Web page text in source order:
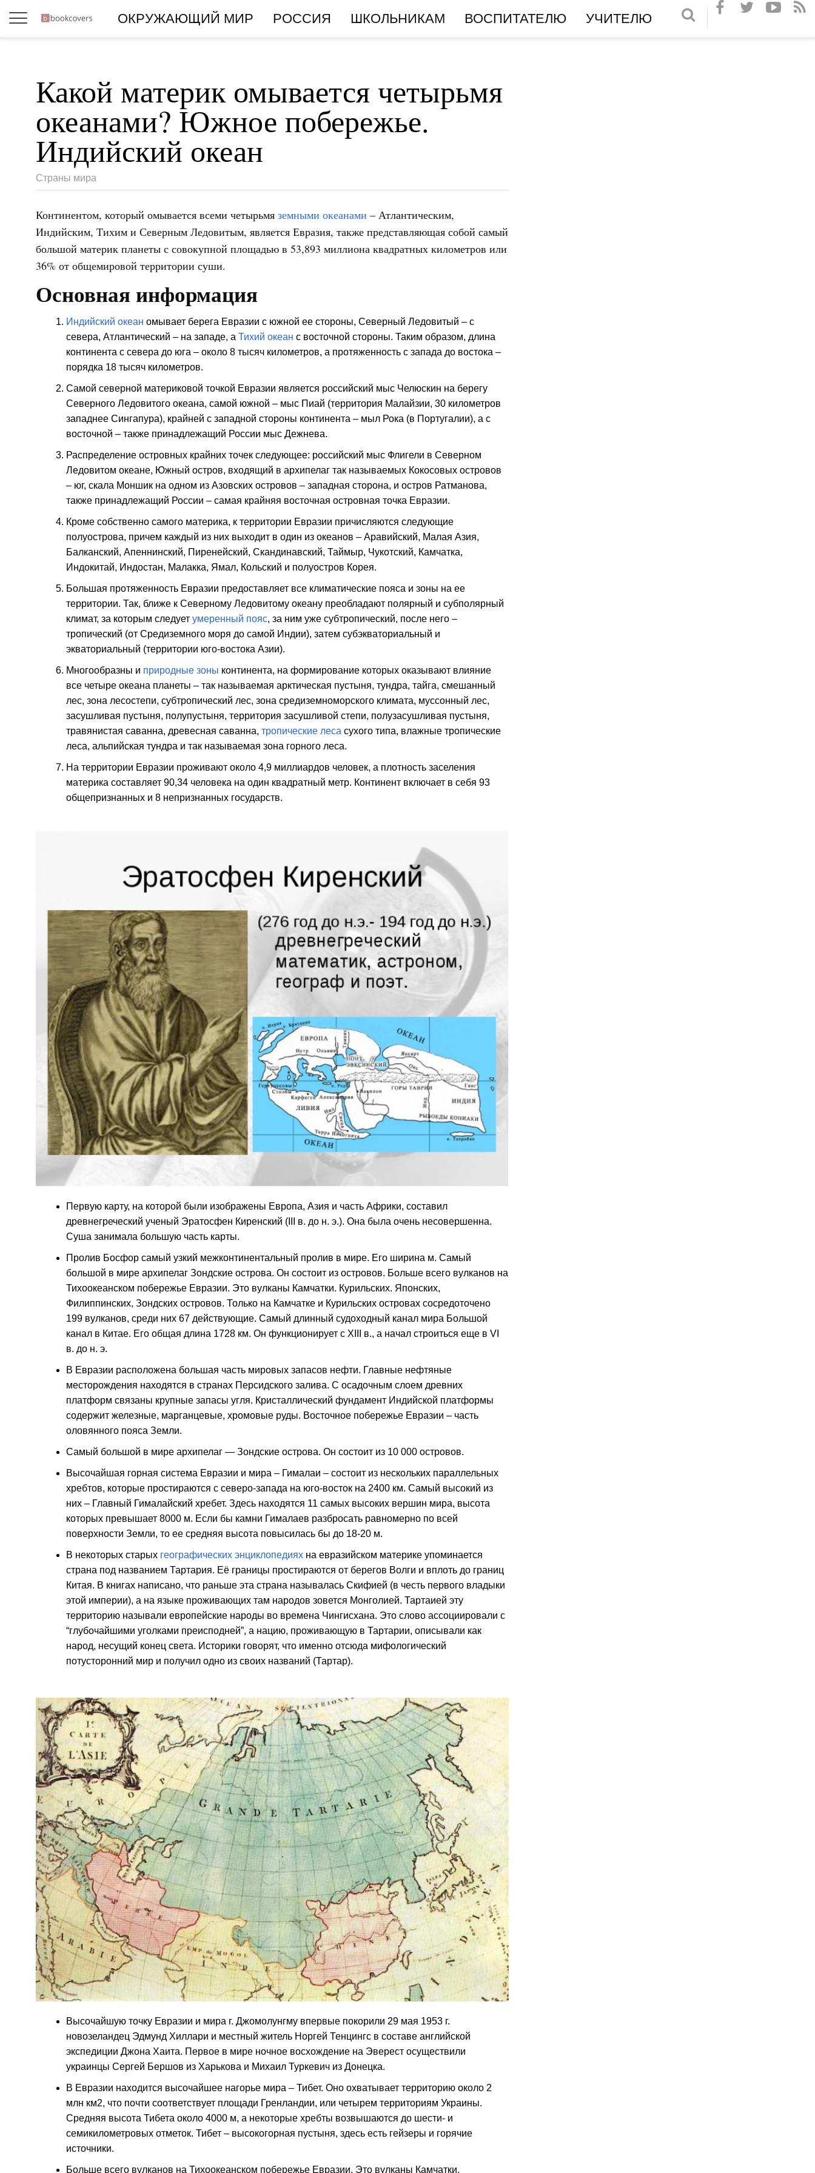
ОКРУЖАЮЩИЙ МИР РОССИЯ ШКОЛЬНИКАМ ВОСПИТАТЕЛЮ УЧИТЕЛЮ
Какой материк омывается четырьмя
океанами? Южное побережье.
Индийский океан
Страны мира
Континентом, который омывается всеми четырьмя земными океанами – Атлантическим,
Индийским, Тихим и Северным Ледовитым, является Евразия, также представляющая собой самый
большой материк планеты с совокупной площадью в 53,893 миллиона квадратных километров или
36% от общемировой территории суши.
Основная информация
Индийский океан омывает берега Евразии с южной ее стороны, Северный Ледовитый – с
севера, Атлантический – на западе, а Тихий океан с восточной стороны. Таким образом, длина
континента с севера до юга – около 8 тысяч километров, а протяженность с запада до востока –
порядка 18 тысяч километров.
Самой северной материковой точкой Евразии является российский мыс Челюскин на берегу
Северного Ледовитого океана, самой южной – мыс Пиай (территория Малайзии, 30 километров
западнее Сингапура), крайней с западной стороны континента – мыл Рока (в Португалии), а с
восточной – также принадлежащий России мыс Дежнева.
Распределение островных крайних точек следующее: российский мыс Флигели в Северном
Ледовитом океане, Южный остров, входящий в архипелаг так называемых Кокосовых островов
– юг, скала Моншик на одном из Азовских островов – западная сторона, и остров Ратманова,
также принадлежащий России – самая крайняя восточная островная точка Евразии.
Кроме собственно самого материка, к территории Евразии причисляются следующие
полуострова, причем каждый из них выходит в один из океанов – Аравийский, Малая Азия,
Балканский, Апеннинский, Пиренейский, Скандинавский, Таймыр, Чукотский, Камчатка,
Индокитай, Индостан, Малакка, Ямал, Кольский и полуостров Корея.
Большая протяженность Евразии предоставляет все климатические пояса и зоны на ее
территории. Так, ближе к Северному Ледовитому океану преобладают полярный и субполярный
климат, за которым следует умеренный пояс, за ним уже субтропический, после него –
тропический (от Средиземного моря до самой Индии), затем субэкваториальный и
экваториальный (территории юго-востока Азии).
Многообразны и природные зоны континента, на формирование которых оказывают влияние
все четыре океана планеты – так называемая арктическая пустыня, тундра, тайга, смешанный
лес, зона лесостепи, субтропический лес, зона средиземноморского климата, муссонный лес,
засушливая пустыня, полупустыня, территория засушливой степи, полузасушливая пустыня,
травянистая саванна, древесная саванна, тропические леса сухого типа, влажные тропические
леса, альпийская тундра и так называемая зона горного леса.
На территории Евразии проживают около 4,9 миллиардов человек, а плотность заселения
материка составляет 90,34 человека на один квадратный метр. Континент включает в себя 93
общепризнанных и 8 непризнанных государств.
Первую карту, на которой были изображены Европа, Азия и часть Африки, составил
древнегреческий ученый Эратосфен Киренский (III в. до н. э.). Она была очень несовершенна.
Суша занимала большую часть карты.
Пролив Босфор самый узкий межконтинентальный пролив в мире. Его ширина м. Самый
большой в мире архипелаг Зондские острова. Он состоит из островов. Больше всего вулканов на
Тихоокеанском побережье Евразии. Это вулканы Камчатки. Курильских. Японских,
Филиппинских, Зондских островов. Только на Камчатке и Курильских островах сосредоточено
199 вулканов, среди них 67 действующие. Самый длинный судоходный канал мира Большой
канал в Китае. Его общая длина 1728 км. Он функционирует с XIII в., а начал строиться еще в VI
в. до н. э.
В Евразии расположена большая часть мировых запасов нефти. Главные нефтяные
месторождения находятся в странах Персидского залива. С осадочным слоем древних
платформ связаны крупные запасы угля. Кристаллический фундамент Индийской платформы
содержит железные, марганцевые, хромовые руды. Восточное побережье Евразии – часть
оловянного пояса Земли.
Самый большой в мире архипелаг — Зондские острова. Он состоит из 10 000 островов.
Высочайшая горная система Евразии и мира – Гималаи – состоит из нескольких параллельных
хребтов, которые простираются с северо-запада на юго-восток на 2400 км. Самый высокий из
них – Главный Гималайский хребет. Здесь находятся 11 самых высоких вершин мира, высота
которых превышает 8000 м. Если бы камни Гималаев разбросать равномерно по всей
поверхности Земли, то ее средняя высота повысилась бы до 18-20 м.
В некоторых старых географических энциклопедияхна евразийском материке упоминается
страна под названием Тартария. Её границы простираются от берегов Волги и вплоть до границ
Китая. В книгах написано, что раньше эта страна называлась Скифией (в честь первого владыки
этой империи), а на языке проживающих там народов зовется Монголией. Тартаией эту
территорию называли европейские народы во времена Чингисхана. Это слово ассоциировали с
“глубочайшими уголками преисподней”, а нацию, проживающую в Тартарии, описывали как
народ, несущий конец света. Историки говорят, что именно отсюда мифологический
потусторонний мир и получил одно из своих названий (Тартар).
Высочайшую точку Евразии и мира г. Джомолунгму впервые покорили 29 мая 1953 г.
новозеландец Эдмунд Хиллари и местный житель Норгей Тенцингс в составе английской
экспедиции Джона Хаита. Первое в мире ночное восхождение на Эверест осуществили
украинцы Сергей Бершов из Харькова и Михаил Туркевич из Донецка.
В Евразии находится высочайшее нагорье мира – Тибет. Оно охватывает территорию около 2
млн км2, что почти соответствует площади Гренландии, или четырем территориям Украины.
Средняя высота Тибета около 4000 м, а некоторые хребты возвышаются до шести- и
семикилометровых отметок. Тибет – высокогорная пустыня, здесь есть гейзеры и горячие
источники.
Больше всего вулканов на Тихоокеанском побережье Евразии. Это вулканы Камчатки.